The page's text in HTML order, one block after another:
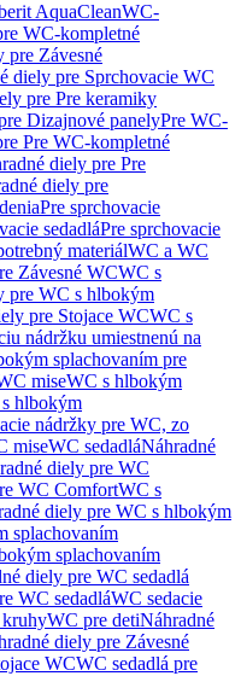
AquaCleanWC-
WC-kompletné
pre Závesné
diely pre Sprchovacie WC
pre Pre keramiky
Dizajnové panelyPre WC-
Pre WC-kompletné
diely pre Pre
diely pre
Pre sprchovacie
sedadláPre sprchovacie
materiálWC a WC
Závesné WCWC s
pre WC s hlbokým
pre Stojace WCWC s
nádržku umiestnenú na
splachovaním pre
miseWC s hlbokým
hlbokým
nádržky pre WC, zo
miseWC sedadláNáhradné
diely pre WC
WC ComfortWC s
diely pre WC s hlbokým
splachovaním
splachovaním
diely pre WC sedadlá
WC sedadláWC sedacie
kruhyWC pre detiNáhradné
diely pre Závesné
WCWC sedadlá pre